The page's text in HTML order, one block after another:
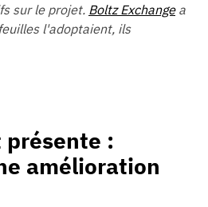
sur le projet. Boltz Exchangea
l'adoptaient, ils
:
amélioration